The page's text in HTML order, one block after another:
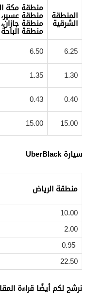
المنطقة
الشرقية
منطقة مكة
منطقة عسير،
منطقة جازان،
منطقة الباحة
6.25
6.50
1.30
1.35
0.40
0.43
15.00
15.00
سيارة UberBlack
منطقة الرياض
10.00
2.00
22.50
نرشح لكم أيضًا قراءة